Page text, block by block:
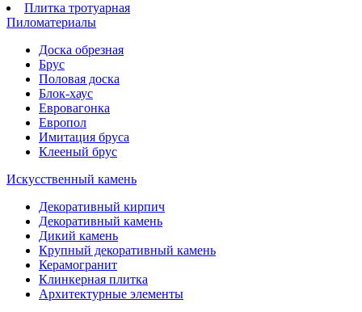
Плитка тротуарная
Пиломатериалы
Доска обрезная
Брус
Половая доска
Блок-хаус
Евровагонка
Европол
Имитация бруса
Клееный брус
Искусственный камень
Декоративный кирпич
Декоративный камень
Дикий камень
Крупный декоративный камень
Керамогранит
Клинкерная плитка
Архитектурные элементы